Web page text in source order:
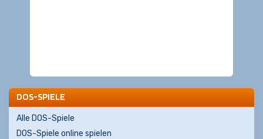
DOS-SPIELE
Alle DOS-Spiele
DOS-Spiele online spielen